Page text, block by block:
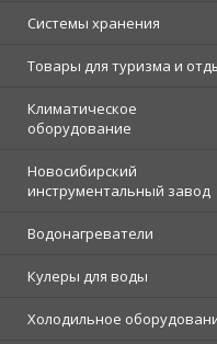
Системы хранения
Товары для туризма и
Климатическое
оборудование
Новосибирский
инструментальный завод
Водонагреватели
Кулеры для воды
Холодильное